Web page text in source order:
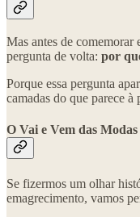
Mas antes de comemorar
pergunta de volta: por
Porque essa pergunta
camadas do que parece à
O Vai e Vem das
Se fizermos um olhar
emagrecimento, vamos